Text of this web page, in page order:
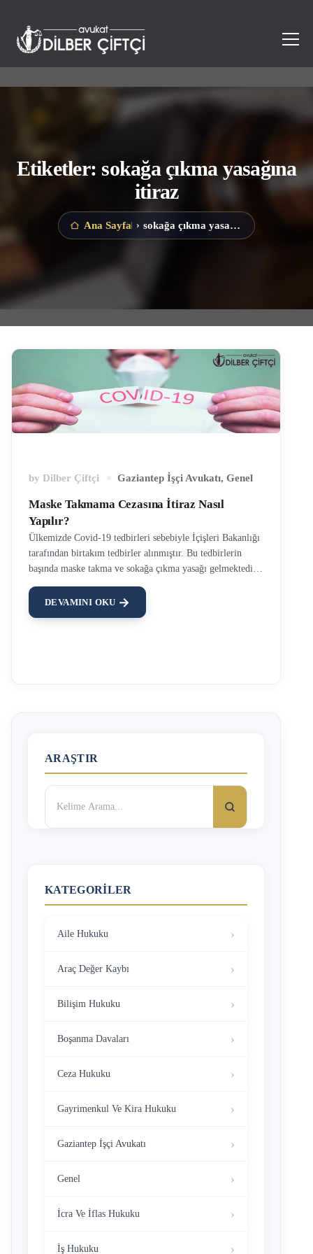
Etiketler: sokağa çıkma yasağına
itiraz
Ana Sayfa › sokağa çıkma yasağına itiraz
by Dilber Çiftçi Gaziantep İşçi Avukatı, Genel
Maske Takmama Cezasına İtiraz Nasıl
Yapılır?
Ülkemizde Covid-19 tedbirleri sebebiyle İçişleri Bakanlığı
tarafından birtakım tedbirler alınmıştır. Bu tedbirlerin
başında maske takma ve sokağa çıkma yasağı gelmektedir.
22 Haziran 2020 tarihinden itibaren maske takma
zorunluluğu getirilmiştir. Kolluk kuvvetleri ise bu yasak
çerçevesinde Valilik tarafından usulüne uygun şekilde ilan
DEVAMINI OKU
ARAŞTIR
Arama:
KATEGORILER
Aile Hukuku
Araç Değer Kaybı
Bilişim Hukuku
Boşanma Davaları
Ceza Hukuku
Gayrimenkul Ve Kira Hukuku
Gaziantep İşçi Avukatı
Genel
İcra Ve İflas Hukuku
İş Hukuku